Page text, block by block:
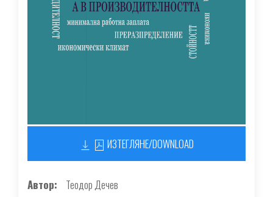
ИЗТЕГЛЯНЕ/DOWNLOAD
Автор
Теодор Дечев